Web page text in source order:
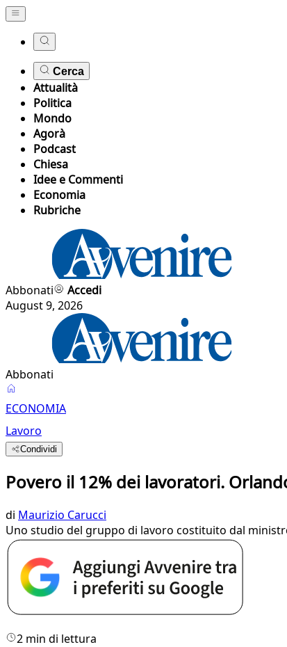
Cerca
Attualità
Politica
Mondo
Agorà
Podcast
Chiesa
Idee e Commenti
Economia
Rubriche
Abbonati
Accedi
August 9, 2026
Abbonati
ECONOMIA
Lavoro
Condividi
Povero il 12% dei lavoratori.
di Maurizio Carucci
Uno studio del gruppo di lavoro costituito dal
2 min di lettura